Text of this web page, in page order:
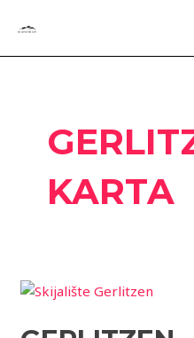
content
KARTA
Gerlitzen
odlično